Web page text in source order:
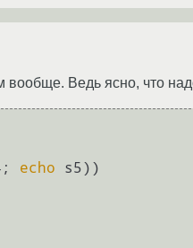
вообще. Ведь ясно, что
echo s5))